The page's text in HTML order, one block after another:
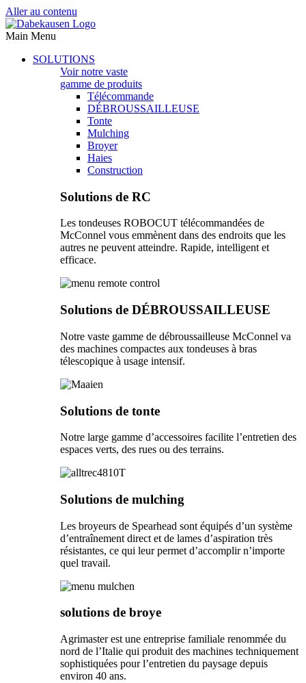
Aller au contenu
Main Menu
SOLUTIONS
Voir notre vaste
gamme de produits
Télécommande
DÉBROUSSAILLEUSE
Tonte
Mulching
Broyer
Haies
Construction
Solutions de RC
Les tondeuses ROBOCUT télécommandées de
McConnel vous emmènent dans des endroits que les
autres ne peuvent atteindre. Rapide, intelligent et
efficace.
Solutions de DÉBROUSSAILLEUSE
Notre vaste gamme de débroussailleuse McConnel va
des machines compactes aux tondeuses à bras
télescopique à usage intensif.
Solutions de tonte
Notre large gamme d’accessoires facilite l’entretien des
espaces verts, des rues ou des terrains.
Solutions de mulching
Les broyeurs de Spearhead sont équipés d’un système
d’entraînement direct et de lames d’aspiration très
résistantes, ce qui leur permet d’accomplir n’importe
quel travail.
solutions de broye
Agrimaster est une entreprise familiale renommée du
nord de l’Italie qui produit des machines techniquement
sophistiquées pour l’entretien du paysage depuis
environ 40 ans.